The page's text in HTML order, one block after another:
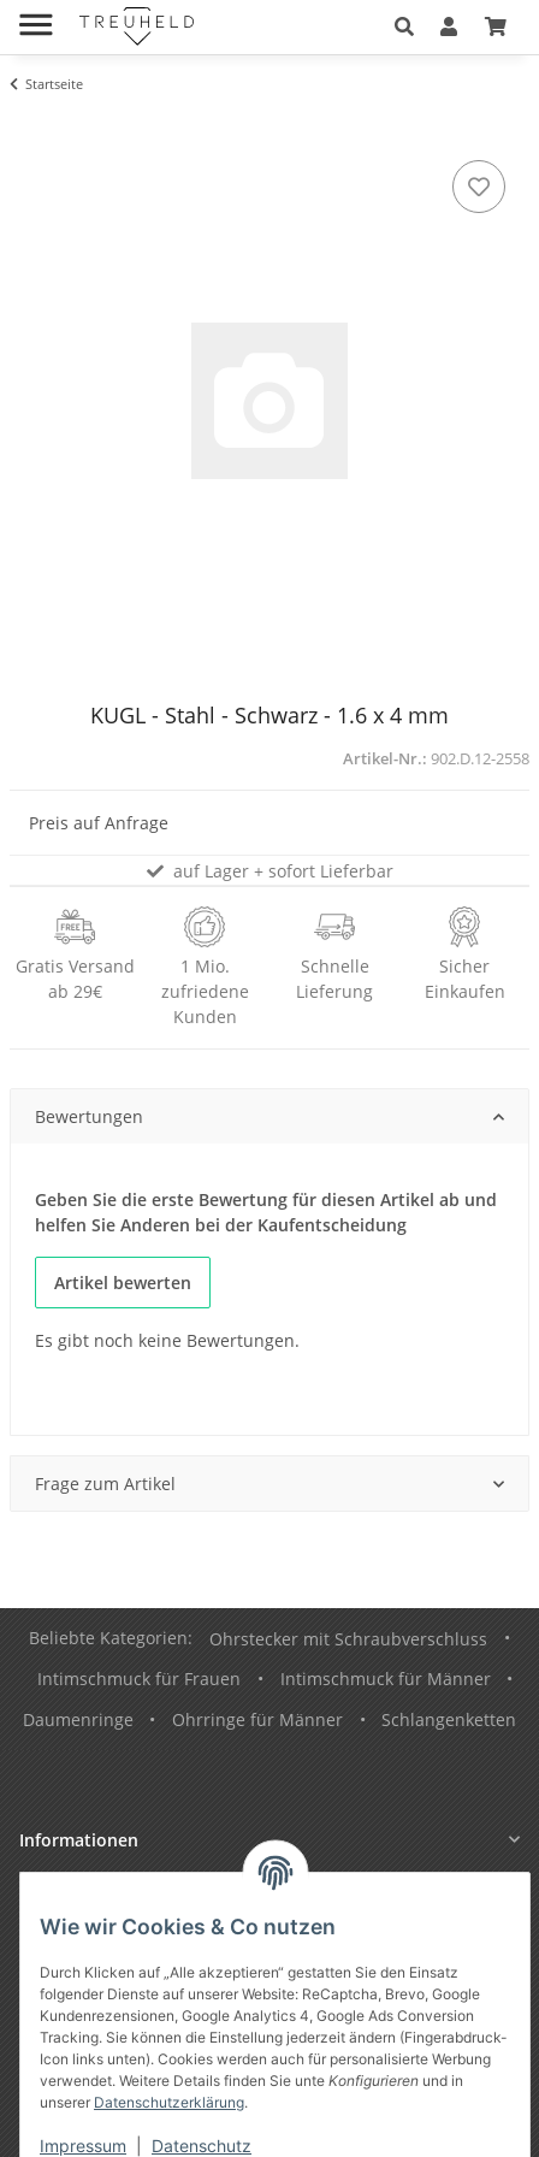
Wie wir Cookies & Co nutzen
Durch Klicken auf „Alle akzeptieren“ gestatten Sie den Einsatz
folgender Dienste auf unserer Website: ReCaptcha, Brevo, Google
Kundenrezensionen, Google Analytics 4, Google Ads Conversion
Tracking. Sie können die Einstellung jederzeit ändern (Fingerabdruck-
Icon links unten). Cookies werden auch für personalisierte Werbung
verwendet. Weitere Details finden Sie unte Konfigurieren und in
unserer Datenschutzerklärung.
Impressum Datenschutz
Startseite
KUGL - Stahl - Schwarz - 1.6 x 4 mm
Artikel-Nr.: 902.D.12-2558
Preis auf Anfrage
auf Lager + sofort Lieferbar
Gratis Versand
ab 29€
1 Mio.
zufriedene
Kunden
Schnelle
Lieferung
Sicher
Einkaufen
Bewertungen
Geben Sie die erste Bewertung für diesen Artikel ab und
helfen Sie Anderen bei der Kaufentscheidung
Artikel bewerten
Es gibt noch keine Bewertungen.
Frage zum Artikel
Beliebte Kategorien: Ohrstecker mit Schraubverschluss
•
Intimschmuck für Frauen
• Intimschmuck für Männer
•
Daumenringe
• Ohrringe für Männer • Schlangenketten
Informationen
Vertrag widerrufen